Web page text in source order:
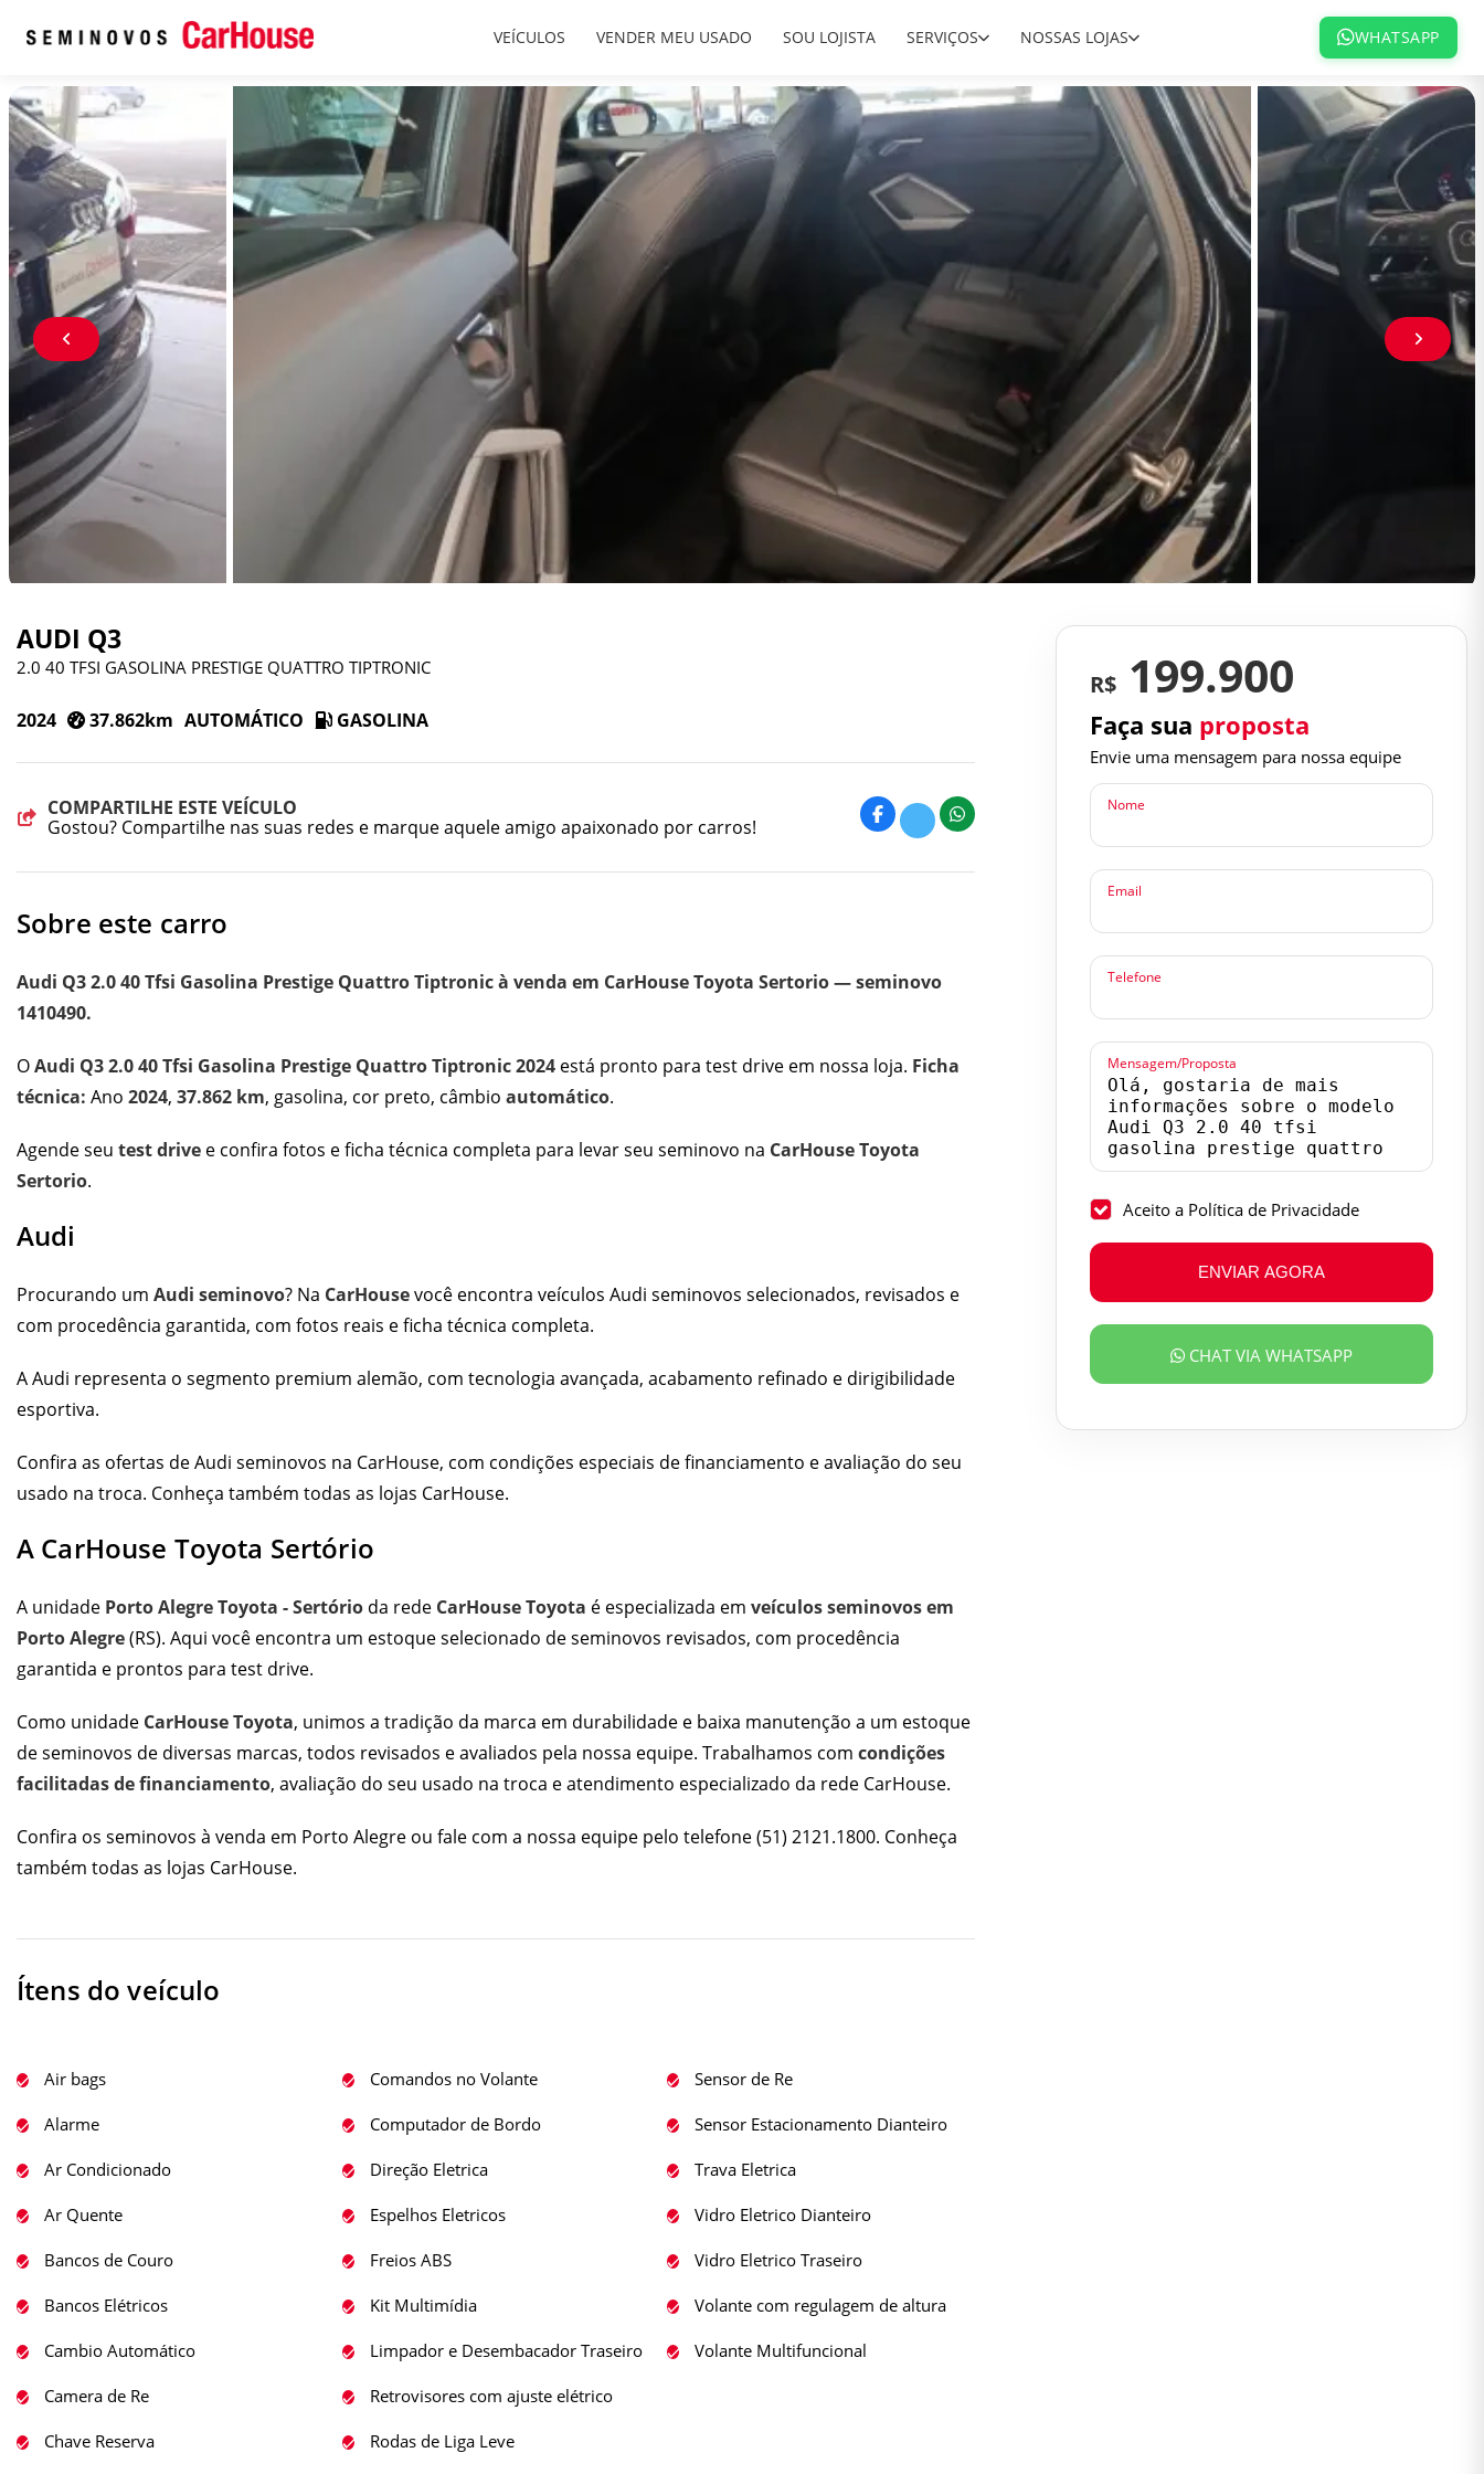
VEÍCULOS VENDER MEU USADO SOU LOJISTA SERVIÇOS NOSSAS LOJAS WHATSAPP
AUDI Q3
2.0 40 TFSI GASOLINA PRESTIGE QUATTRO TIPTRONIC
2024 37.862km AUTOMÁTICO GASOLINA
COMPARTILHE ESTE VEÍCULO
Gostou? Compartilhe nas suas redes e marque aquele amigo apaixonado por carros!
Sobre este carro
Audi Q3 2.0 40 Tfsi Gasolina Prestige Quattro Tiptronic à venda em CarHouse Toyota Sertorio — seminovo
1410490.
OAudi Q3 2.0 40 Tfsi Gasolina Prestige Quattro Tiptronic 2024 está pronto para test drive em nossa loja. Ficha
técnica: Ano 2024, 37.862 km, gasolina, cor preto, câmbio automático.
Agende seu test drive e confira fotos e ficha técnica completa para levar seu seminovo na CarHouse Toyota
Sertorio.
Audi
Procurando um Audi seminovo? Na CarHousevocê encontra veículos Audi seminovos selecionados, revisados e
com procedência garantida, com fotos reais e ficha técnica completa.
A Audi representa o segmento premium alemão, com tecnologia avançada, acabamento refinado e dirigibilidade
esportiva.
Confira as ofertas de Audi seminovos na CarHouse, com condições especiais de financiamento e avaliação do seu
usado na troca. Conheça também todas as lojas CarHouse.
A CarHouse Toyota Sertório
A unidade Porto Alegre Toyota - Sertório da rede CarHouse Toyota é especializada em veículos seminovos em
Porto Alegre(RS). Aqui você encontra um estoque selecionado de seminovos revisados, com procedência
garantida e prontos para test drive.
Como unidade CarHouse Toyota, unimos a tradição da marca em durabilidade e baixa manutenção a um estoque
de seminovos de diversas marcas, todos revisados e avaliados pela nossa equipe. Trabalhamos com condições
facilitadas de financiamento, avaliação do seu usado na troca e atendimento especializado da rede CarHouse.
Confira os seminovos à venda em Porto Alegre ou fale com a nossa equipe pelo telefone(51) 2121.1800. Conheça
também todas as lojas CarHouse.
Ítens do veículo
Air bags
Alarme
Ar Condicionado
Ar Quente
Bancos de Couro
Bancos Elétricos
Cambio Automático
Camera de Re
Chave Reserva
Comandos no Volante
Computador de Bordo
Direção Eletrica
Espelhos Eletricos
Freios ABS
Kit Multimídia
Limpador e Desembacador Traseiro
Retrovisores com ajuste elétrico
Rodas de Liga Leve
Sensor de Re
Sensor Estacionamento Dianteiro
Trava Eletrica
Vidro Eletrico Dianteiro
Vidro Eletrico Traseiro
Volante com regulagem de altura
Volante Multifuncional
R$ 199.900
Faça sua proposta
Envie uma mensagem para nossa equipe
Nome
Email
Telefone
Mensagem/Proposta
Aceito a Política de Privacidade
ENVIAR AGORA
CHAT VIA WHATSAPP